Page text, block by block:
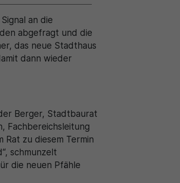
an die
abgefragt und die
das neue Stadthaus
dann wieder
Berger, Stadtbaurat
Fachbereichsleitung
zu diesem Termin
schmunzelt
die neuen Pfähle